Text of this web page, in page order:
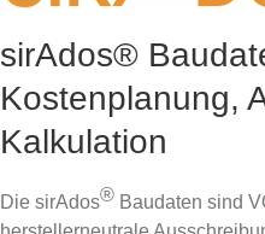
sirAdos®
Kostenplanung,
Kalkulation
Die sirAdos®Baudaten sind